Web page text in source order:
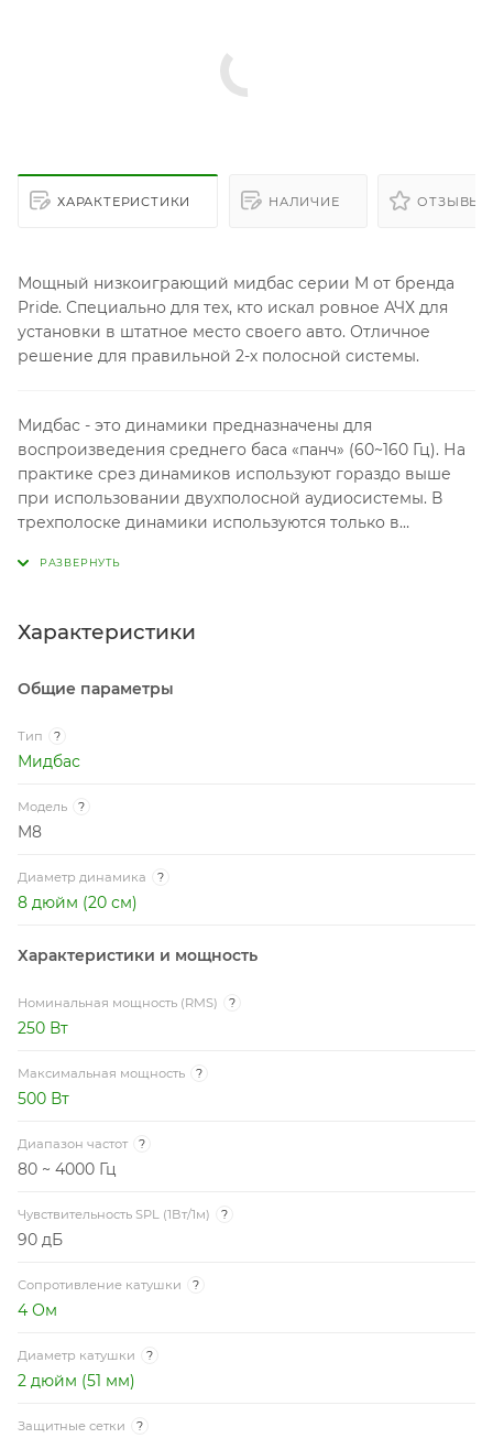
ХАРАКТЕРИСТИКИ НАЛИЧИЕ ОТЗЫВЫ
Мощный низкоиграющий мидбас серии M от бренда
Pride. Специально для тех, кто искал ровное АЧХ для
установки в штатное место своего авто. Отличное
решение для правильной 2-х полосной системы.
Мидбас - это динамики предназначены для
воспроизведения среднего баса «панч» (60~160 Гц). На
практике срез динамиков используют гораздо выше
при использовании двухполосной аудиосистемы. В
трехполоске динамики используются только в
требователен к объёму и для получения
корпус.
Характеристики
Общие параметры
Тип ?
Мидбас
Модель ?
M8
Диаметр динамика ?
8 дюйм (20 см)
Характеристики и мощность
Номинальная мощность (RMS) ?
250 Вт
Максимальная мощность ?
500 Вт
Диапазон частот ?
80 ~ 4000 Гц
Чувствительность SPL (1Вт/1м) ?
90 дБ
Сопротивление катушки ?
4 Ом
Диаметр катушки ?
2 дюйм (51 мм)
Защитные сетки ?